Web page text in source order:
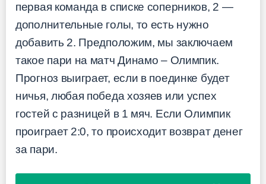
первая команда в списке соперников, 2 —
дополнительные голы, то есть нужно
добавить 2. Предположим, мы заключаем
такое пари на матч Динамо – Олимпик.
Прогноз выиграет, если в поединке будет
ничья, любая победа хозяев или успех
гостей с разницей в 1 мяч. Если Олимпик
проиграет 2:0, то происходит возврат денег
за пари.